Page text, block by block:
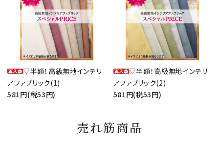
▽半額！高級無地インテリ
アファブリック(1)
581円(税53円)
▽半額！高級無地インテリ
アファブリック(2)
581円(税53円)
売れ筋商品